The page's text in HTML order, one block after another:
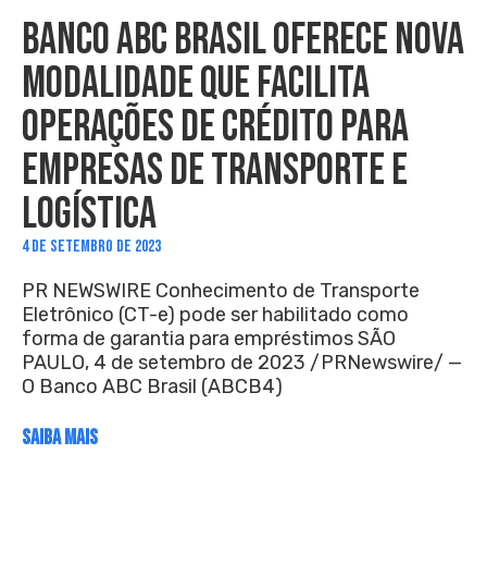
BANCO ABC BRASIL OFERECE NOVA
MODALIDADE QUE FACILITA
OPERAÇÕES DE CRÉDITO PARA
EMPRESAS DE TRANSPORTE E
LOGÍSTICA
4 DE SETEMBRO DE 2023
PR NEWSWIRE Conhecimento de Transporte
Eletrônico (CT-e) pode ser habilitado como
forma de garantia para empréstimos SÃO
PAULO, 4 de setembro de 2023 /PRNewswire/ —
O Banco ABC Brasil (ABCB4)
SAIBA MAIS